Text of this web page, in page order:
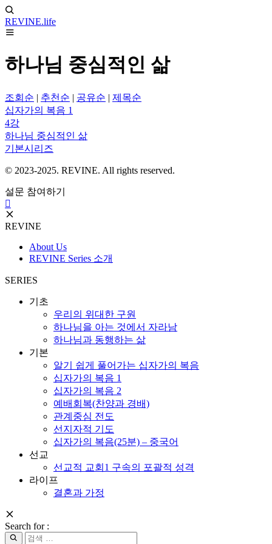
REVINE.life
하나님 중심적인 삶
조회순 | 추천순 | 공유순 | 제목순
십자가의 복음 1
4강
하나님 중심적인 삶
기본시리즈
© 2023-2025. REVINE. All rights reserved.
설문 참여하기
REVINE
About Us
REVINE Series 소개
SERIES
기초
우리의 위대한 구원
하나님을 아는 것에서 자라남
하나님과 동행하는 삶
기본
알기 쉽게 풀어가는 십자가의 복음
십자가의 복음 1
십자가의 복음 2
예배회복(찬양과 경배)
관계중심 전도
선지자적 기도
십자가의 복음(25분) – 중국어
선교
선교적 교회1 구속의 포괄적 성격
라이프
결혼과 가정
Search for :